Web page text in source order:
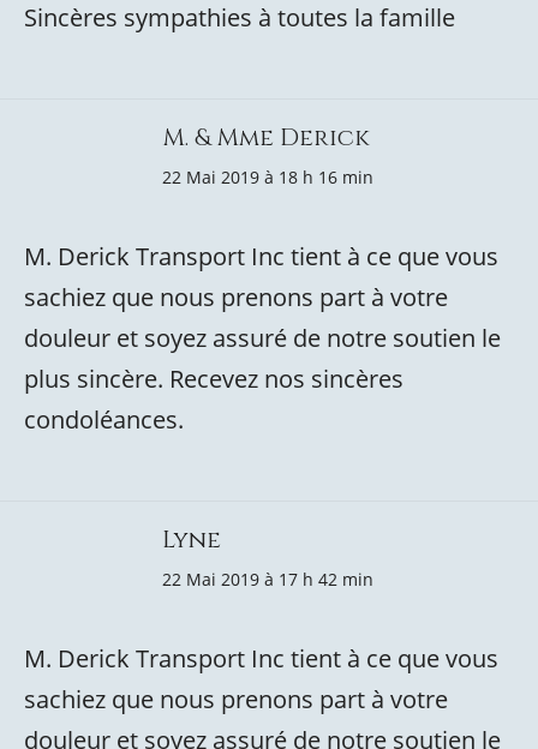
Sincères sympathies à toutes la famille
M. & Mme Derick
22 Mai 2019 à 18 h 16 min
M. Derick Transport Inc tient à ce que vous
sachiez que nous prenons part à votre
douleur et soyez assuré de notre soutien le
plus sincère. Recevez nos sincères
condoléances.
Lyne
22 Mai 2019 à 17 h 42 min
M. Derick Transport Inc tient à ce que vous
sachiez que nous prenons part à votre
douleur et soyez assuré de notre soutien le